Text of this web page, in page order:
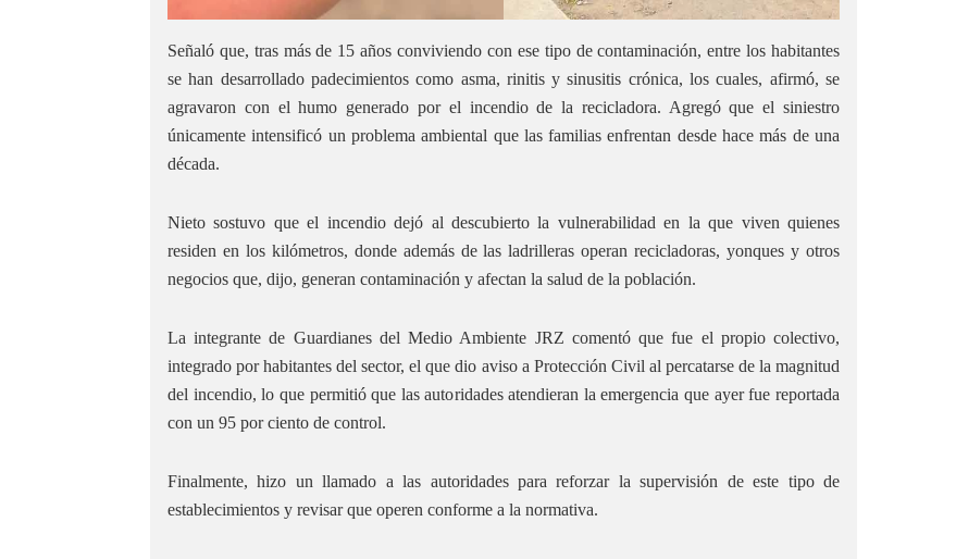
Señaló que, tras más de 15 años conviviendo con ese tipo de contaminación, entre los habitantes
se han desarrollado padecimientos como asma, rinitis y sinusitis crónica, los cuales, afirmó, se
agravaron con el humo generado por el incendio de la recicladora. Agregó que el siniestro
únicamente intensificó un problema ambiental que las familias enfrentan desde hace más de una
década.
Nieto sostuvo que el incendio dejó al descubierto la vulnerabilidad en la que viven quienes
residen en los kilómetros, donde además de las ladrilleras operan recicladoras, yonques y otros
negocios que, dijo, generan contaminación y afectan la salud de la población.
La integrante de Guardianes del Medio Ambiente JRZ comentó que fue el propio colectivo,
integrado por habitantes del sector, el que dio aviso a Protección Civil al percatarse de la magnitud
del incendio, lo que permitió que las autoridades atendieran la emergencia que ayer fue reportada
con un 95 por ciento de control.
Finalmente, hizo un llamado a las autoridades para reforzar la supervisión de este tipo de
establecimientos y revisar que operen conforme a la normativa.